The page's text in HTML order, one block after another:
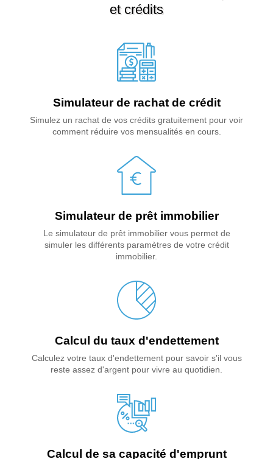
Continuer la lecture de
quels sont les inconvénients ?
et crédits
Simulateur de rachat de crédit
Simulez un rachat de vos crédits gratuitement pour voir
comment réduire vos mensualités en cours.
Simulateur de prêt immobilier
Le simulateur de prêt immobilier vous permet de
simuler les différents paramètres de votre crédit
immobilier.
Calcul du taux d'endettement
Calculez votre taux d'endettement pour savoir s'il vous
reste assez d'argent pour vivre au quotidien.
Calcul de sa capacité d'emprunt